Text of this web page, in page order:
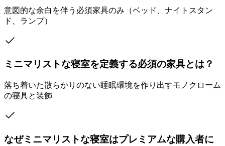
意図的な余白を伴う必須家具のみ（ベッド、ナイトスタン
ド、ランプ）
ミニマリストな寝室を定義する必須の家具とは？
落ち着いた散らかりのない睡眠環境を作り出すモノクローム
の寝具と装飾
なぜミニマリストな寝室はプレミアムな購入者に